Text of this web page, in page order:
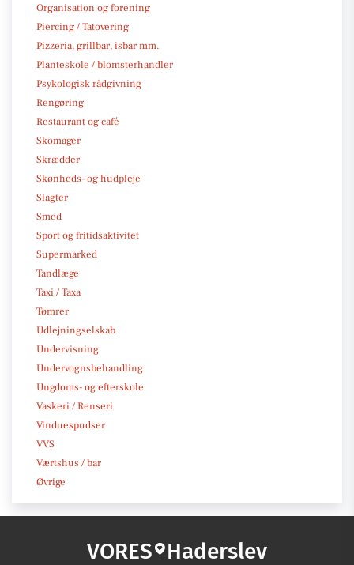
Organisation og forening
Piercing / Tatovering
Pizzeria, grillbar, isbar mm.
Planteskole / blomsterhandler
Psykologisk rådgivning
Rengøring
Restaurant og café
Skomager
Skrædder
Skønheds- og hudpleje
Slagter
Smed
Sport og fritidsaktivitet
Supermarked
Tandlæge
Taxi / Taxa
Tømrer
Udlejningselskab
Undervisning
Undervognsbehandling
Ungdoms- og efterskole
Vaskeri / Renseri
Vinduespudser
VVS
Værtshus / bar
Øvrige
VORES Haderslev